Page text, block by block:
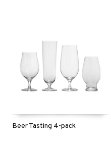
Beer Tasting 4-pack